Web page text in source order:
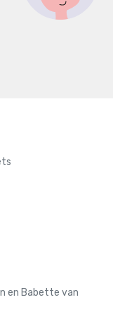
en Babette van